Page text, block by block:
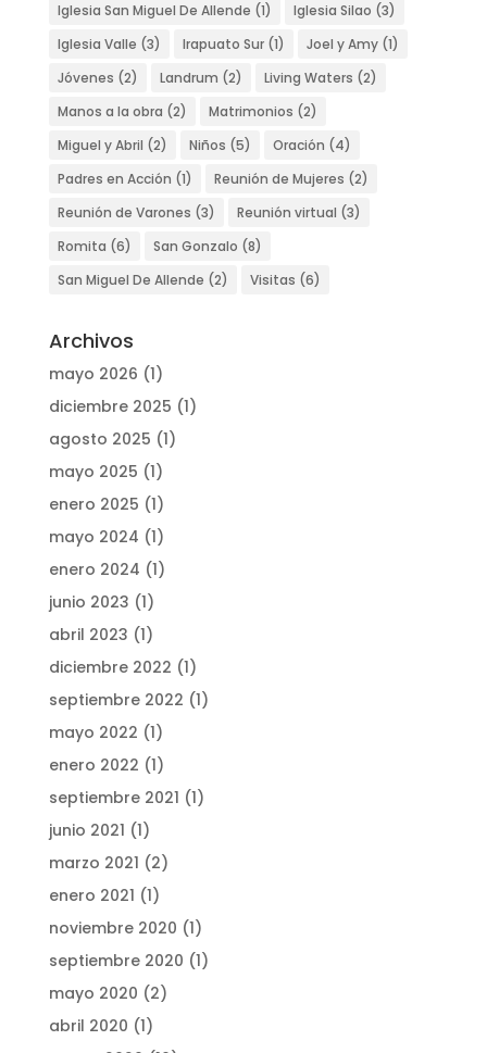
Iglesia San Miguel De Allende (1) Iglesia Silao (3)
Iglesia Valle (3) Irapuato Sur(1) Joel y Amy(1)
Jóvenes (2) Landrum (2) Living Waters (2)
Manos a la obra (2) Matrimonios (2)
Miguel y Abril (2) Niños (5) Oración (4)
Padres en Acción (1) Reunión de Mujeres (2)
Reunión de Varones (3) Reunión virtual (3)
Romita (6) San Gonzalo (8)
San Miguel De Allende (2) Visitas (6)
Archivos
mayo 2026 (1)
diciembre 2025 (1)
agosto 2025 (1)
mayo 2025 (1)
enero 2025 (1)
mayo 2024 (1)
enero 2024 (1)
junio 2023 (1)
abril 2023 (1)
diciembre 2022 (1)
septiembre 2022 (1)
mayo 2022 (1)
enero 2022 (1)
septiembre 2021 (1)
junio 2021 (1)
marzo 2021 (2)
enero 2021 (1)
noviembre 2020 (1)
septiembre 2020 (1)
mayo 2020 (2)
abril 2020 (1)